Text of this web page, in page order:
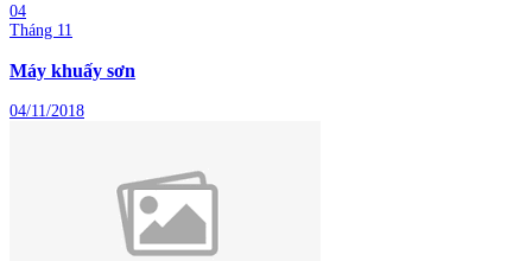
04
Tháng 11
Máy khuấy sơn
04/11/2018